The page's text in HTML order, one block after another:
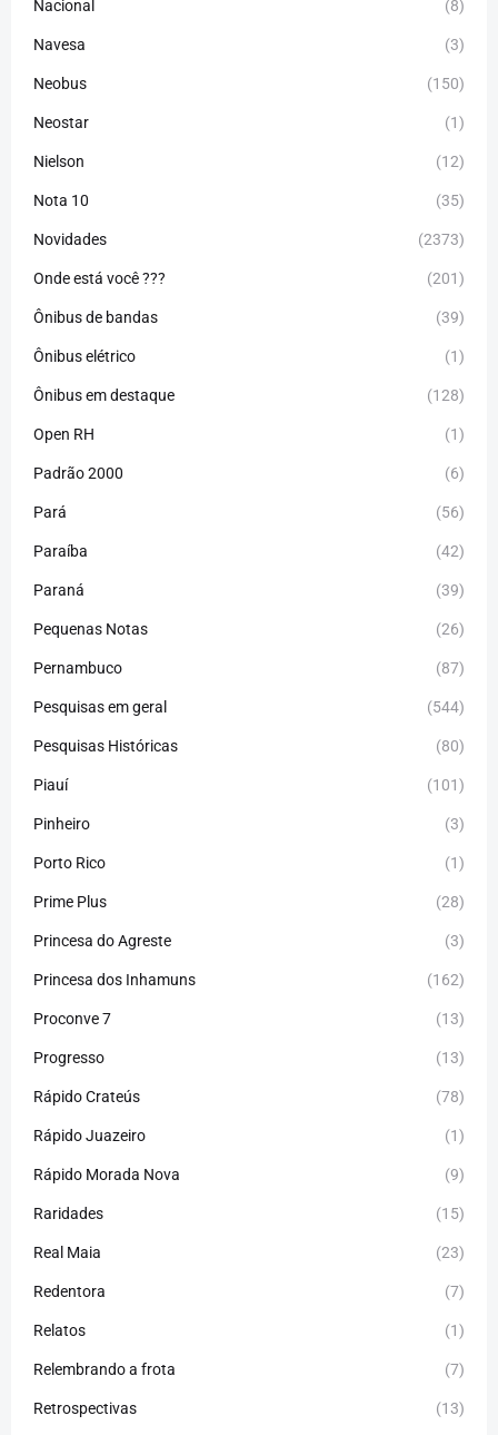
Nacional (8)
Navesa (3)
Neobus (150)
Neostar (1)
Nielson (12)
Nota 10 (35)
Novidades (2373)
Onde está você ??? (201)
Ônibus de bandas (39)
Ônibus elétrico (1)
Ônibus em destaque (128)
Open RH (1)
Padrão 2000 (6)
Pará (56)
Paraíba (42)
Paraná (39)
Pequenas Notas (26)
Pernambuco (87)
Pesquisas em geral (544)
Pesquisas Históricas (80)
Piauí (101)
Pinheiro (3)
Porto Rico (1)
Prime Plus (28)
Princesa do Agreste (3)
Princesa dos Inhamuns (162)
Proconve 7 (13)
Progresso (13)
Rápido Crateús (78)
Rápido Juazeiro (1)
Rápido Morada Nova (9)
Raridades (15)
Real Maia (23)
Redentora (7)
Relatos (1)
Relembrando a frota (7)
Retrospectivas (13)